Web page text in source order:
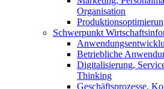
Organisation
Schwerpunkt
Betriebliche
Digitalisierung,
Thinking
Geschäftsprozesse,